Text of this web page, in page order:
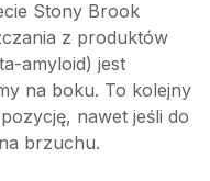
Stony Brook
z produktów
amyloid) jest
na boku. To kolejny
nawet jeśli do
brzuchu.